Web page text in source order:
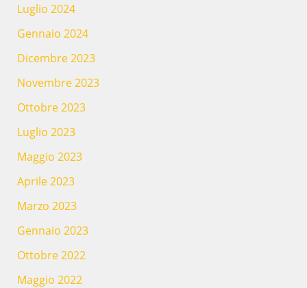
Luglio 2024
Gennaio 2024
Dicembre 2023
Novembre 2023
Ottobre 2023
Luglio 2023
Maggio 2023
Aprile 2023
Marzo 2023
Gennaio 2023
Ottobre 2022
Maggio 2022